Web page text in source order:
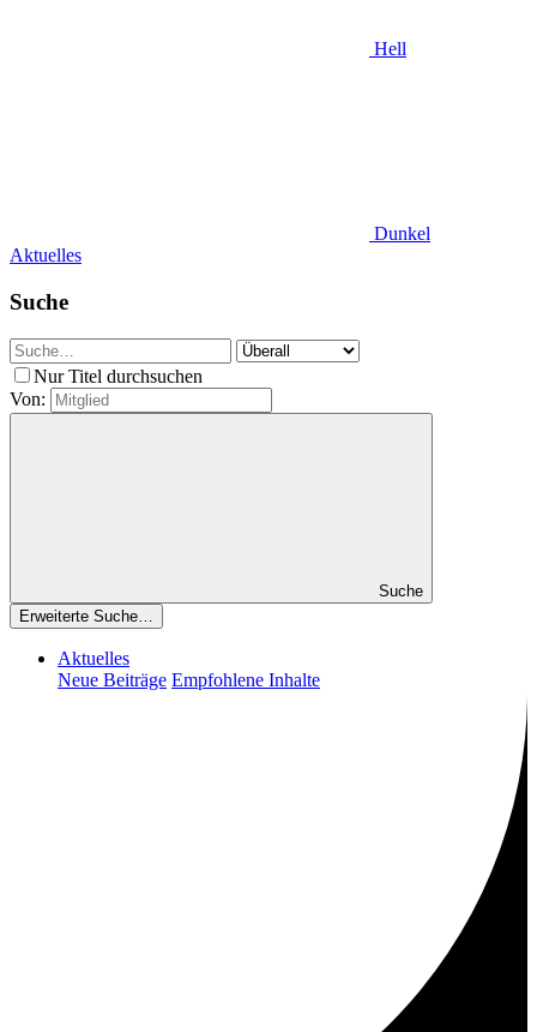
Hell
Dunkel
Aktuelles
Suche
Nur Titel durchsuchen
Von:
Suche
Erweiterte Suche…
Aktuelles
Neue Beiträge Empfohlene Inhalte